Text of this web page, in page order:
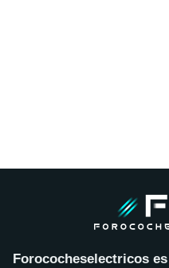
Forococheselectricos